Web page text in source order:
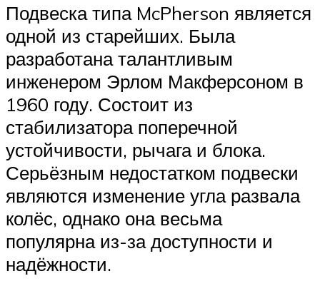
Подвеска типа McPherson является
одной из старейших. Была
разработана талантливым
инженером Эрлом Макферсоном в
1960 году. Состоит из
стабилизатора поперечной
устойчивости, рычага и блока.
Серьёзным недостатком подвески
являются изменение угла развала
колёс, однако она весьма
популярна из-за доступности и
надёжности.